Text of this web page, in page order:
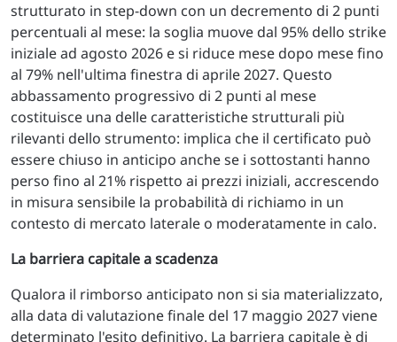
strutturato in step-down con un decremento di 2 punti
percentuali al mese: la soglia muove dal 95% dello strike
iniziale ad agosto 2026 e si riduce mese dopo mese fino
al 79% nell'ultima finestra di aprile 2027. Questo
abbassamento progressivo di 2 punti al mese
costituisce una delle caratteristiche strutturali più
rilevanti dello strumento: implica che il certificato può
essere chiuso in anticipo anche se i sottostanti hanno
perso fino al 21% rispetto ai prezzi iniziali, accrescendo
in misura sensibile la probabilità di richiamo in un
contesto di mercato laterale o moderatamente in calo.
La barriera capitale a scadenza
Qualora il rimborso anticipato non si sia materializzato,
alla data di valutazione finale del 17 maggio 2027 viene
determinato l'esito definitivo. La barriera capitale è di